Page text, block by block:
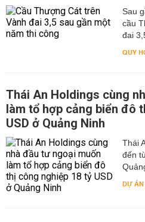
Sau
cầu
đai
QUY
Thái An Holdings cùng
làm tổ hợp cảng biển đô
USD ở Quảng Ninh
Thái
đến
DỰ ÁN